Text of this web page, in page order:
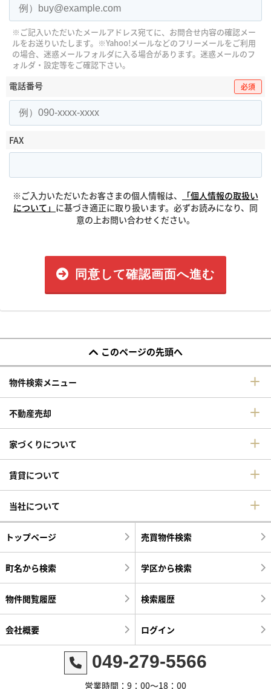
※ご記入いただいたメールアドレス宛てに、お問合せ内容の確認メー
ルをお送りいたします。 ※Yahoo!メールなどのフリーメールをご利用
の場合、迷惑メールフォルダに入る場合があります。 迷惑メールのフ
ォルダ・設定等をご確認下さい。
電話番号 必須
FAX
※ご入力いただいたお客さまの個人情報は、
「個人情報の取扱い
について」 に基づき適正に取り扱います。必ずお読みになり、同
意の上お問い合わせください。
同意して確認画面へ進む
このページの先頭へ
物件検索メニュー
不動産売却
家づくりについて
賃貸について
当社について
トップページ 売買物件検索
町名から検索 学区から検索
物件閲覧履歴 検索履歴
会社概要 ログイン
049-279-5566
営業時間：9：00～18：00